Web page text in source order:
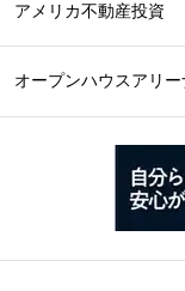
アメリカ不動産投資
オープンハウスアリー